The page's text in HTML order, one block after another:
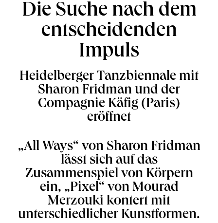
Die Suche nach dem
entscheidenden
Impuls
Heidelberger Tanzbiennale mit
Sharon Fridman und der
Compagnie Käfig (Paris)
eröffnet
„All Ways“ von Sharon Fridman
lässt sich auf das
Zusammenspiel von Körpern
ein, „Pixel“ von Mourad
Merzouki kontert mit
unterschiedlicher Kunstformen.